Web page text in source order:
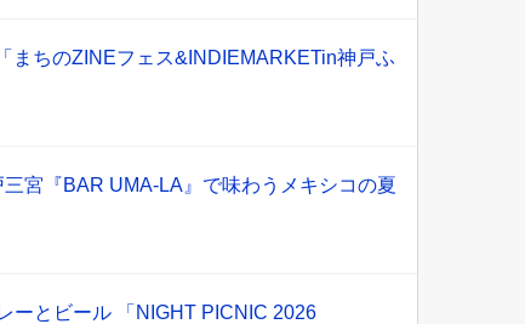
まちのZINEフェス&INDIEMARKETin神戸ふ
宮『BAR UMA-LA』で味わうメキシコの夏
ーとビール 「NIGHT PICNIC 2026